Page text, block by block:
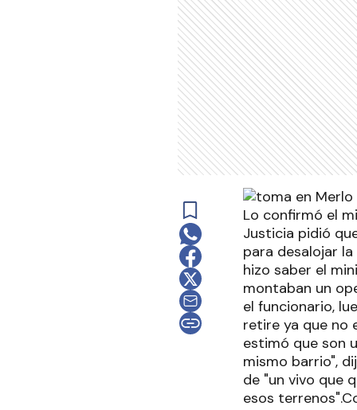
Lo confirmó el
Justicia pidió
para desalojar
hizo saber el
montaban un
el funcionario,
retire ya que no
estimó que son
mismo barrio",
de "un vivo que
esos